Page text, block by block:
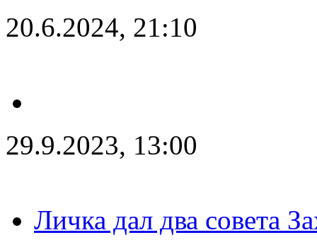
20.6.2024, 21:10
29.9.2023, 13:00
Личка дал два совета